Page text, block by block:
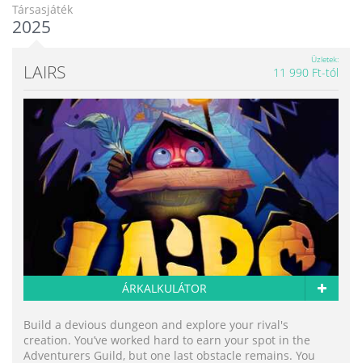
Társasjáték
2025
LAIRS
Üzletek
11 990 Ft-tól
ÁRKALKULÁTOR
Build a devious dungeon and explore your rival's
creation. You’ve worked hard to earn your spot in the
Adventurers Guild, but one last obstacle remains. You